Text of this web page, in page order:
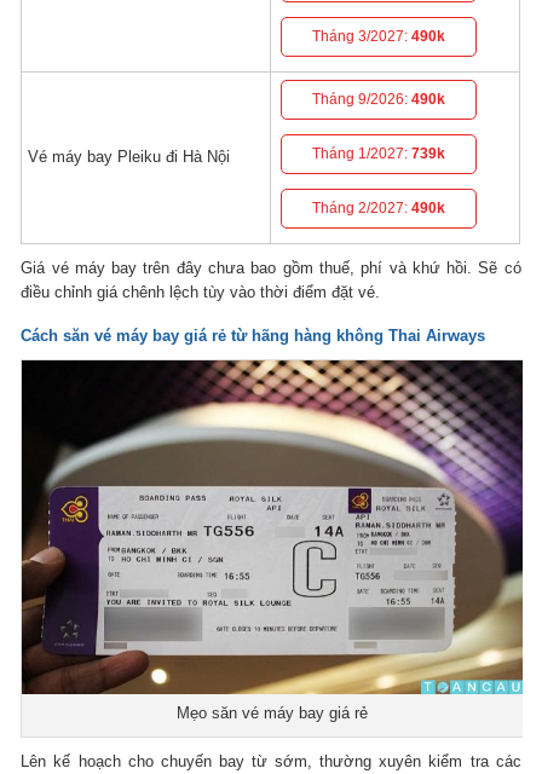
Tháng 3/2027:490k
Vé máy bay Pleiku đi Hà Nội
Tháng 9/2026:490k
Tháng 1/2027:739k
Tháng 2/2027:490k
Giá vé máy bay trên đây chưa bao gồm thuế, phí và khứ hồi. Sẽ có
điều chỉnh giá chênh lệch tùy vào thời điểm đặt vé.
Cách săn vé máy bay giá rẻ từ hãng hàng không Thai Airways
Mẹo săn vé máy bay giá rẻ
Lên kế hoạch cho chuyến bay từ sớm, thường xuyên kiểm tra các